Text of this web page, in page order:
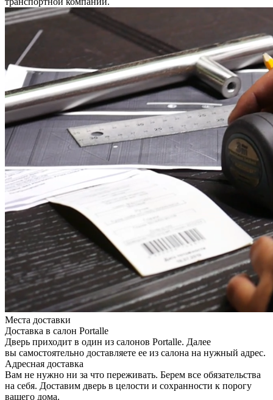
Места доставки
Доставка в салон Portalle
Дверь приходит в один из салонов Portalle. Далее
вы самостоятельно доставляете ее из салона на нужный адрес.
Адресная доставка
Вам не нужно ни за что переживать. Берем все обязательства
на себя. Доставим дверь в целости и сохранности к порогу
вашего дома.